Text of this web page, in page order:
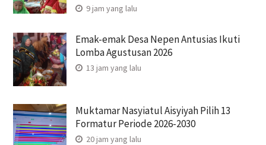
9 jam yang lalu
Emak-emak Desa Nepen Antusias Ikuti
Lomba Agustusan 2026
13 jam yang lalu
Muktamar Nasyiatul Aisyiyah Pilih 13
Formatur Periode 2026-2030
20 jam yang lalu